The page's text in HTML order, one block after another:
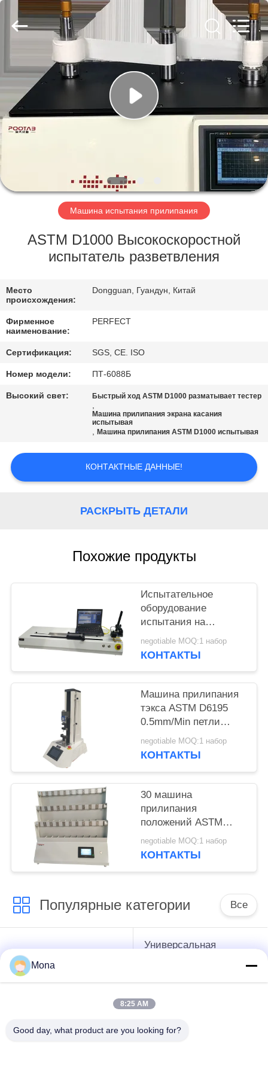
ДОМ
ПРОДУКТЫ
ВИДЕО
ШОУ
VR
ПУТЕШЕСТВИЕ
ФАБРИКИ
ПРОВЕРКА
КАЧЕСТВА
СПРОСИТЕ
КАРТА
САЙТА
Instruments
Машина испытания прилипания
ASTM D1000 Высокоскоростной
испытатель разветвления
Место
происхождения:
Dongguan, Гуандун, Китай
Фирменное
наименование:
PERFECT
Сертификация: SGS, CE. ISO
Номер модели: ПТ-6088Б
Высокий свет: Быстрый ход ASTM D1000 разматывает тестер
,
Машина прилипания экрана касания
испытывая
,Машина прилипания ASTM D1000 испытывая
КОНТАКТНЫЕ ДАННЫЕ!
РАСКРЫТЬ ДЕТАЛИ
Похожие продукты
Испытательное
оборудование
испытания на
склеивание
10000mm/Minute корки
negotiable MOQ:1 набор
КОНТАКТЫ
Машина прилипания
тэкса ASTM D6195
0.5mm/Min петли
испытывая
negotiable MOQ:1 набор
КОНТАКТЫ
30 машина
прилипания
положений ASTM
D3654 30pcs
испытывая
negotiable MOQ:1 набор
КОНТАКТЫ
Популярные категории Все
машина испытания
напряжения
Универсальная
машина
проверки тормозов
Mona
8:25 AM
Good day, what product are you looking for?